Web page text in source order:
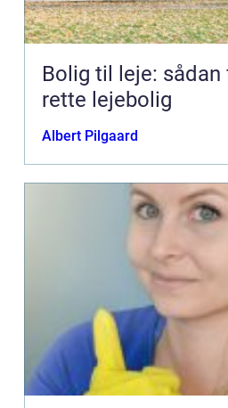
Bolig til leje: sådan
rette lejebolig
Albert Pilgaard